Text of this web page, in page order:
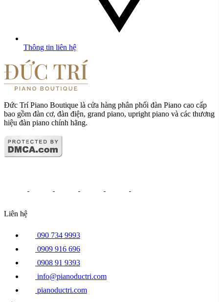
Thông tin liên hệ
Đức Trí Piano Boutique là cửa hàng phân phối đàn Piano cao cấp
bao gồm đàn cơ, đàn điện, grand piano, upright piano và các thương
hiệu đàn piano chính hãng.
Liên hệ
090 734 9993
0909 916 696
0908 91 9393
info@pianoductri.com
pianoductri.com